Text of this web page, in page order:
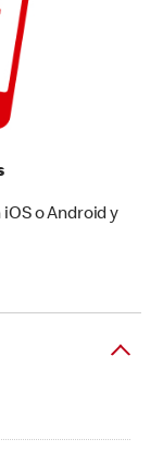
o Android y